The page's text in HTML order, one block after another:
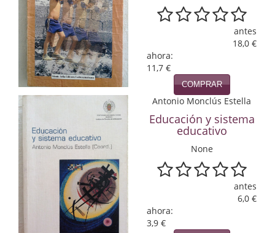
Mafia y espionaje
Matemáticas
Medicina
Música
Naturaleza
Novela Extranjera
Novela fantástica
Novela histórica
Novela negra
antes
18,0 €
ahora:
11,7 €
COMPRAR
Antonio Monclús Estella
Educación y sistema
educativo
None
antes
6,0 €
ahora:
3,9 €